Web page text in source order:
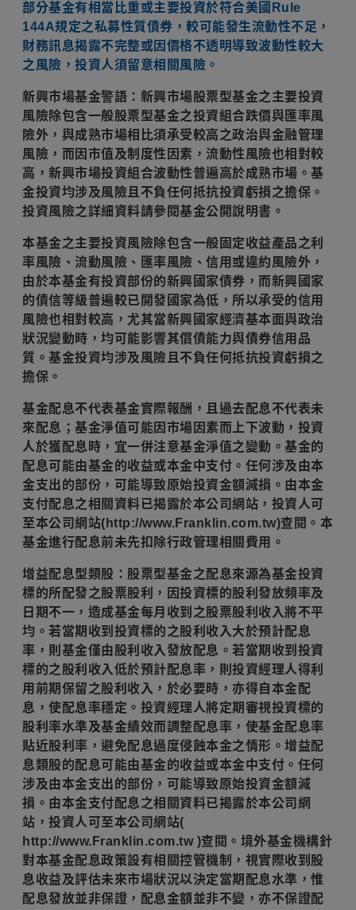
部分基金有相當比重或主要投資於符合美國Rule
144A規定之私募性質債券，較可能發生流動性不足，
財務訊息揭露不完整或因價格不透明導致波動性較大
之風險，投資人須留意相關風險。
新興市場基金警語：新興市場股票型基金之主要投資
風險除包含一般股票型基金之投資組合跌價與匯率風
險外，與成熟市場相比須承受較高之政治與金融管理
風險，而因市值及制度性因素，流動性風險也相對較
高，新興市場投資組合波動性普遍高於成熟市場。基
金投資均涉及風險且不負任何抵抗投資虧損之擔保。
投資風險之詳細資料請參閱基金公開說明書。
本基金之主要投資風險除包含一般固定收益產品之利
率風險、流動風險、匯率風險、信用或違約風險外，
由於本基金有投資部份的新興國家債券，而新興國家
的債信等級普遍較已開發國家為低，所以承受的信用
風險也相對較高，尤其當新興國家經濟基本面與政治
狀況變動時，均可能影響其償債能力與債券信用品
質。基金投資均涉及風險且不負任何抵抗投資虧損之
擔保。
基金配息不代表基金實際報酬，且過去配息不代表未
來配息；基金淨值可能因市場因素而上下波動，投資
人於獲配息時，宜一併注意基金淨值之變動。基金的
配息可能由基金的收益或本金中支付。任何涉及由本
金支出的部份，可能導致原始投資金額減損。由本金
支付配息之相關資料已揭露於本公司網站，投資人可
至本公司網站(http://www.Franklin.com.tw)查閱。本
基金進行配息前未先扣除行政管理相關費用。
增益配息型類股：股票型基金之配息來源為基金投資
標的所配發之股票股利，因投資標的股利發放頻率及
日期不一，造成基金每月收到之股票股利收入將不平
均。若當期收到投資標的之股利收入大於預計配息
率，則基金僅由股利收入發放配息。若當期收到投資
標的之股利收入低於預計配息率，則投資經理人得利
用前期保留之股利收入，於必要時，亦得自本金配
息，使配息率穩定。投資經理人將定期審視投資標的
股利率水準及基金績效而調整配息率，使基金配息率
貼近股利率，避免配息過度侵蝕本金之情形。增益配
息類股的配息可能由基金的收益或本金中支付。任何
涉及由本金支出的部份，可能導致原始投資金額減
損。由本金支付配息之相關資料已揭露於本公司網
站，投資人可至本公司網站(
http://www.Franklin.com.tw )查閱。境外基金機構針
對本基金配息政策設有相關控管機制，視實際收到股
息收益及評估未來市場狀況以決定當期配息水準，惟
配息發放並非保證，配息金額並非不變，亦不保證配